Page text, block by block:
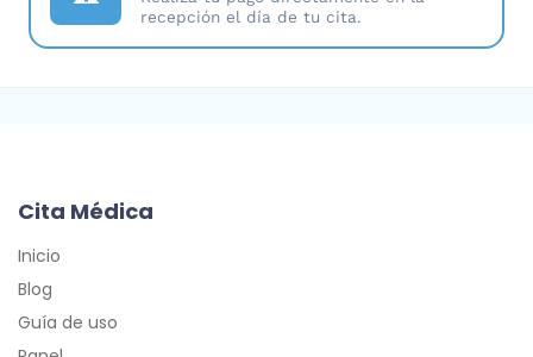
recepción el día de tu cita.
Cita Médica
Inicio
Blog
Guía de uso